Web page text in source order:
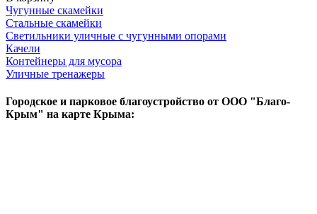
Чугунные скамейки
Стальные скамейки
Светильники уличные с чугунными опорами
Качели
Контейнеры для мусора
Уличные тренажеры
Городское и парковое благоустройство от ООО "Благо-
Крым" на карте Крыма: